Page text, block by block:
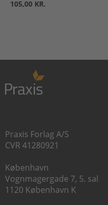
105,00 KR.
Praxis Forlag A/S
CVR 41280921
København
Vognmagergade 7, 5. sal
1120 København K